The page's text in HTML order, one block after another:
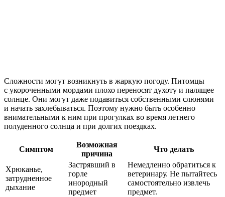
Сложности могут возникнуть в жаркую погоду. Питомцы
с укороченными мордами плохо переносят духоту и палящее
солнце. Они могут даже подавиться собственными слюнями
и начать захлебываться. Поэтому нужно быть особенно
внимательными к ним при прогулках во время летнего
полуденного солнца и при долгих поездках.
Симптом
Возможная
причина
Что делать
Хрюканье,
затрудненное
дыхание
Застрявший в
горле
инородный
предмет
Немедленно обратиться к
ветеринару. Не пытайтесь
самостоятельно извлечь
предмет.